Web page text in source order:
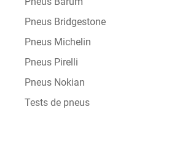
Pneus Bridgestone
Pneus Michelin
Pneus Pirelli
Pneus Nokian
Tests de pneus